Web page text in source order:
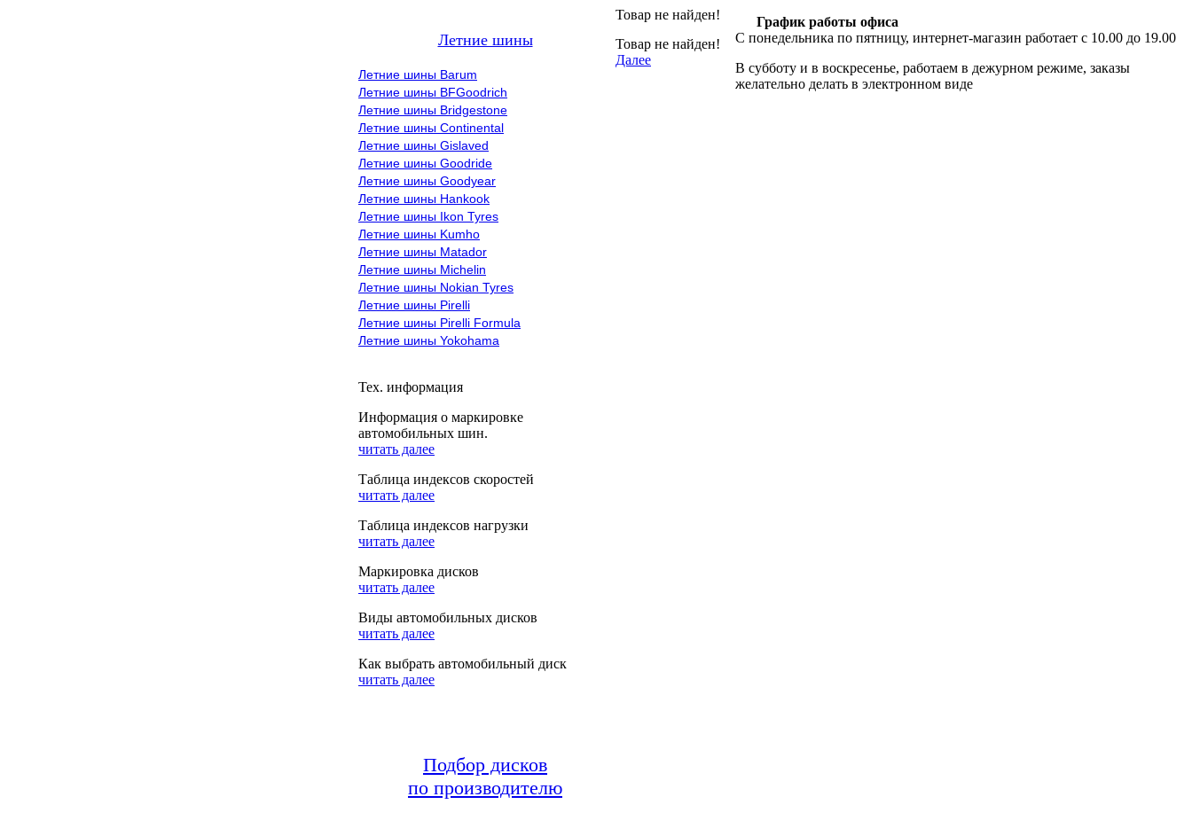
Летние шины
Летние шины Barum
Летние шины BFGoodrich
Летние шины Bridgestone
Летние шины Continental
Летние шины Gislaved
Летние шины Goodride
Летние шины Goodyear
Летние шины Hankook
Летние шины Ikon Tyres
Летние шины Kumho
Летние шины Matador
Летние шины Michelin
Летние шины Nokian Tyres
Летние шины Pirelli
Летние шины Pirelli Formula
Летние шины Yokohama
Тех. информация
Информация о маркировке
автомобильных шин.
читать далее
Таблица индексов скоростей
читать далее
Таблица индексов нагрузки
читать далее
Маркировка дисков
читать далее
Виды автомобильных дисков
читать далее
Как выбрать автомобильный диск
читать далее
Подбор дисков
по производителю
Товар не найден!
Товар не найден!
Далее
График работы офиса
С понедельника по пятницу, интернет-магазин работает с 10.00 до 19.00
В субботу и в воскресенье, работаем в дежурном режиме, заказы
желательно делать в электронном виде